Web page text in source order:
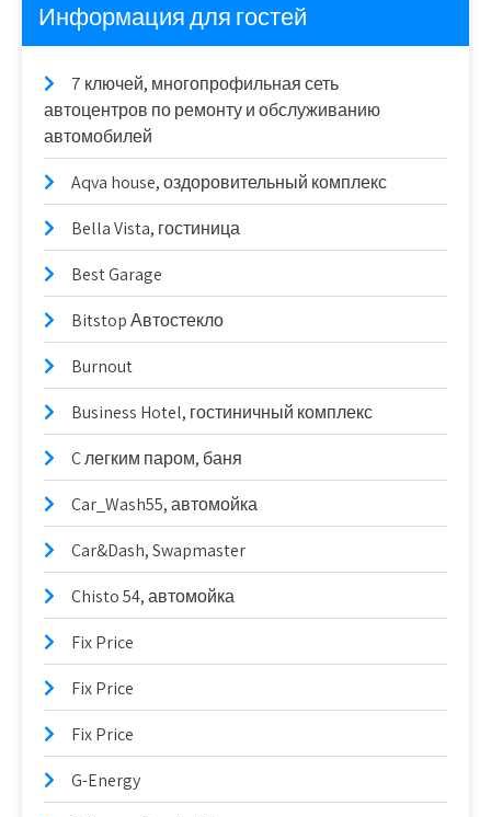
Информация для гостей
7 ключей, многопрофильная сеть
автоцентров по ремонту и обслуживанию
автомобилей
Aqva house, оздоровительный комплекс
Bella Vista, гостиница
Best Garage
Bitstop Автостекло
Burnout
Business Hotel, гостиничный комплекс
C легким паром, баня
Car_Wash55, автомойка
Car&Dash, Swapmaster
Chisto 54, автомойка
Fix Price
Fix Price
Fix Price
G-Energy